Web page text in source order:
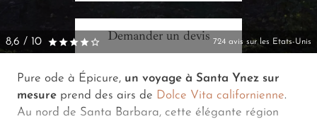
Demander un devis
8,6 / 10 724 avis sur les Etats-Unis
Pure ode à Épicure, un voyage à Santa Ynez sur
mesure prend des airs de Dolce Vita californienne.
Au nord de Santa Barbara, cette élégante région